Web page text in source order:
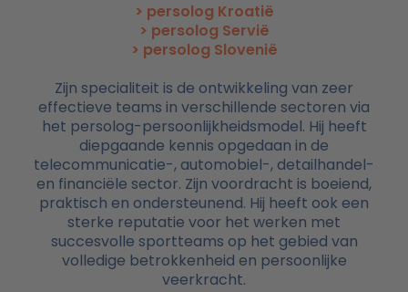
> persolog Kroatië
> persolog Servië
> persolog Slovenië
Zijn specialiteit is de ontwikkeling van zeer
effectieve teams in verschillende sectoren via
het persolog-persoonlijkheidsmodel. Hij heeft
diepgaande kennis opgedaan in de
telecommunicatie-, automobiel-, detailhandel-
en financiële sector. Zijn voordracht is boeiend,
praktisch en ondersteunend. Hij heeft ook een
sterke reputatie voor het werken met
succesvolle sportteams op het gebied van
volledige betrokkenheid en persoonlijke
veerkracht.